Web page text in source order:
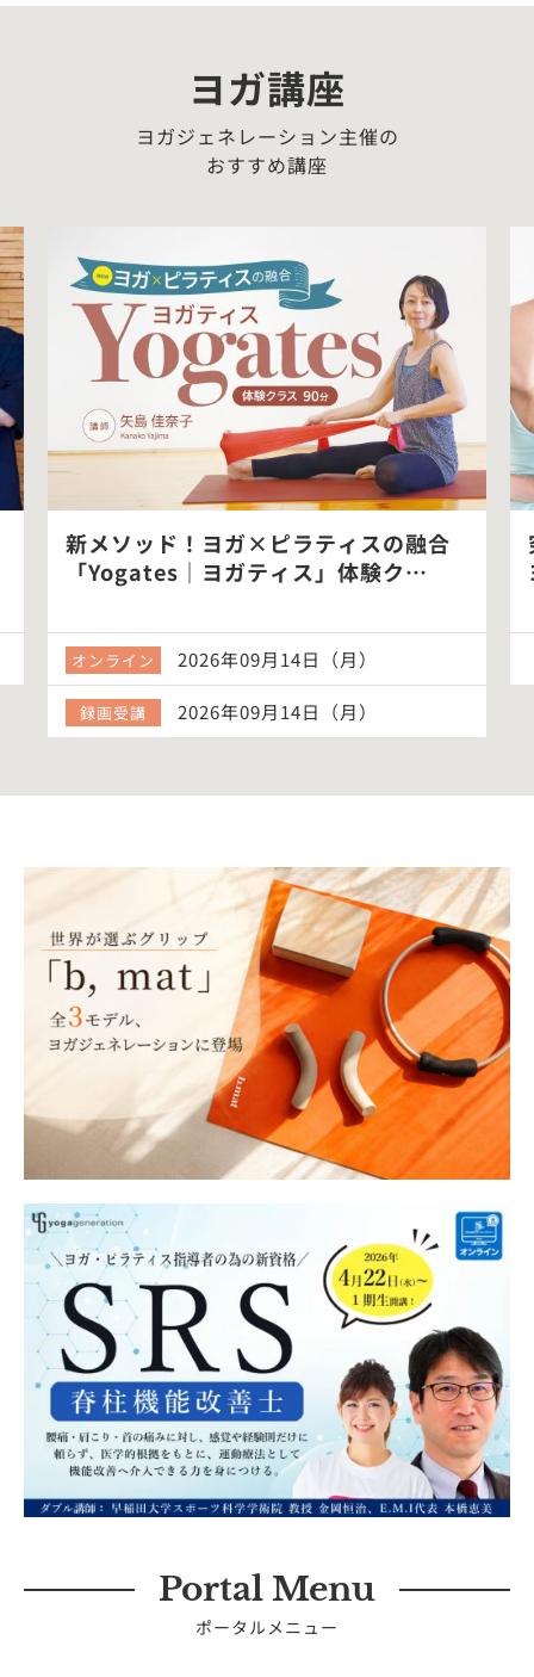
ヨガ講座
ヨガジェネレーション主催の
おすすめ講座
新メソッド！ヨガ×ピラティスの融合
「Yogates｜ヨガティス」体験ク…
オンライン 2026年09月14日（月）
録画受講 2026年09月14日（月）
Portal Menu
ポータルメニュー